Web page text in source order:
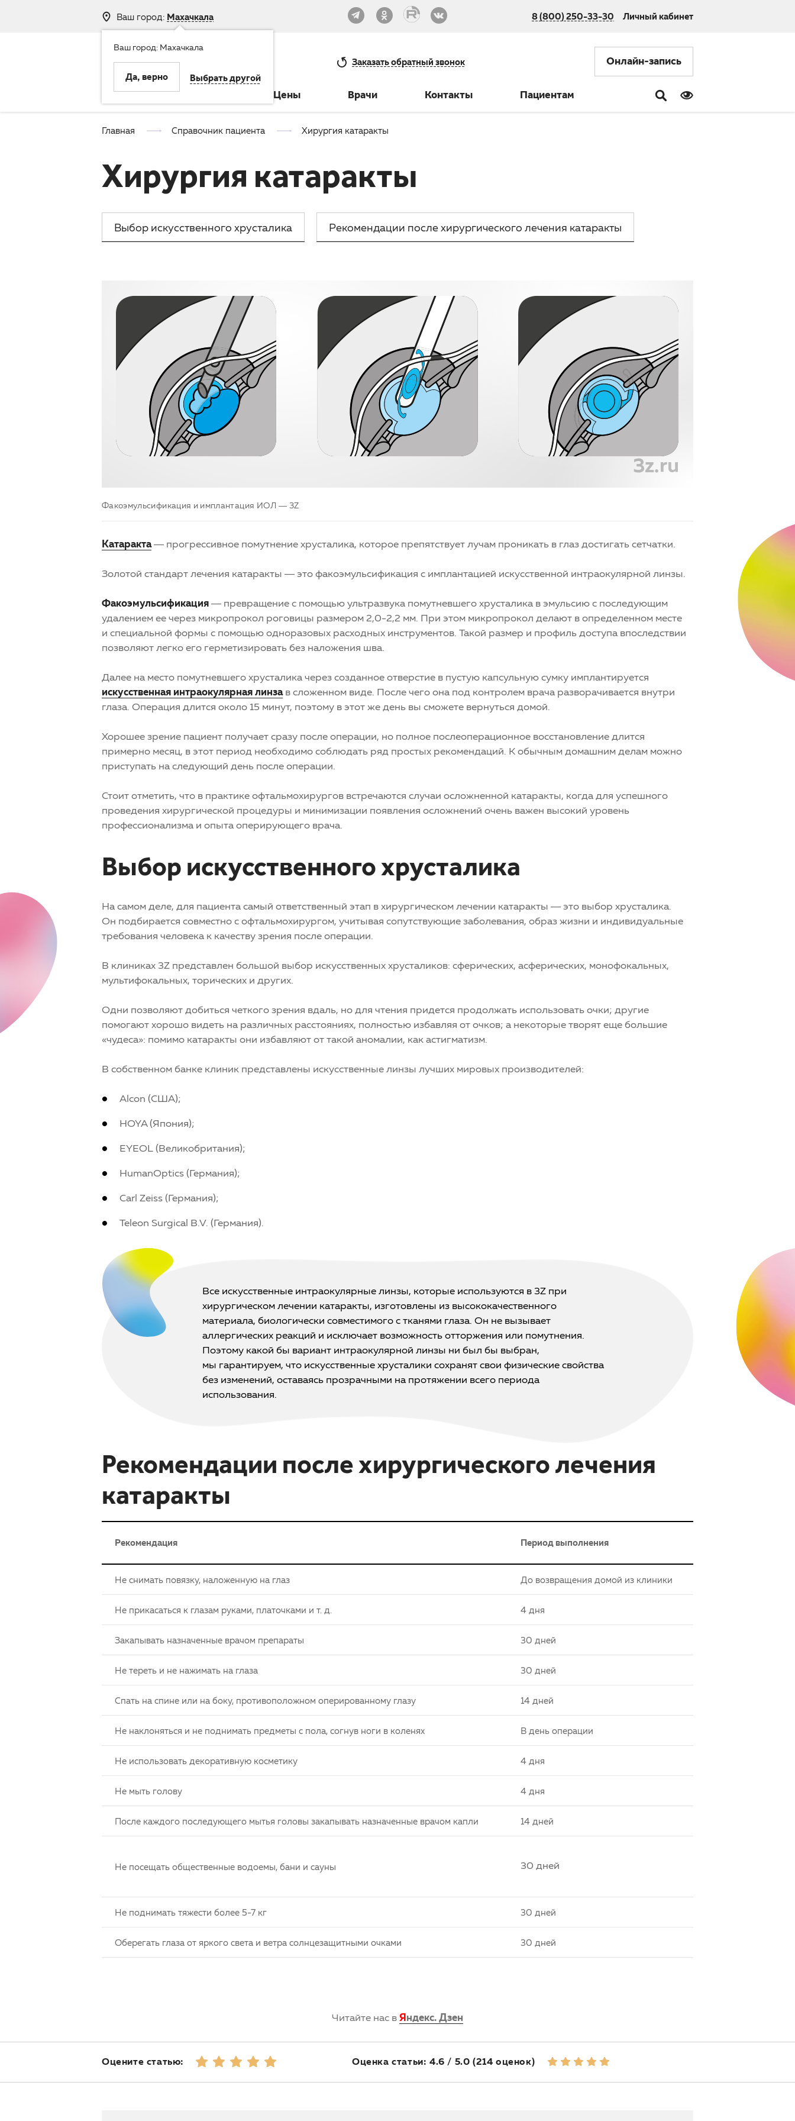
Ваш город: Махачкала
Ваш город: Махачкала
Да, верно Выбрать другой
8 (800) 250-33-30 Личный кабинет
Заказатьобратный звонок Онлайн-запись
Цены Врачи Контакты Пациентам
Главная Справочник пациента Хирургия катаракты
Хирургия катаракты
Выбор искусственного хрусталика Рекомендации после хирургического лечения катаракты
Факоэмульсификация и имплантация ИОЛ — 3Z
Катаракта— прогрессивное помутнение хрусталика, которое препятствует лучам проникать в глаз достигать сетчатки.
Золотой стандарт лечения катаракты — это факоэмульсификация с имплантацией искусственной интраокулярной линзы.
Факоэмульсификация— превращение с помощью ультразвука помутневшего хрусталика в эмульсию с последующим
удалением ее через микропрокол роговицы размером 2,0-2,2 мм. При этом микропрокол делают в определенном месте
и специальной формы с помощью одноразовых расходных инструментов. Такой размер и профиль доступа впоследствии
позволяют легко его герметизировать без наложения шва.
Далее на место помутневшего хрусталика через созданное отверстие в пустую капсульную сумку имплантируется
искусственная интраокулярная линзав сложенном виде. После чего она под контролем врача разворачивается внутри
глаза. Операция длится около 15 минут, поэтому в этот же день вы сможете вернуться домой.
Хорошее зрение пациент получает сразу после операции, но полное послеоперационное восстановление длится
примерно месяц, в этот период необходимо соблюдать ряд простых рекомендаций. К обычным домашним делам можно
приступать на следующий день после операции.
Стоит отметить, что в практике офтальмохирургов встречаются случаи осложненной катаракты, когда для успешного
проведения хирургической процедуры и минимизации появления осложнений очень важен высокий уровень
профессионализма и опыта оперирующего врача.
Выбор искусственного хрусталика
На самом деле, для пациента самый ответственный этап в хирургическом лечении катаракты — это выбор хрусталика.
Он подбирается совместно с офтальмохирургом, учитывая сопутствующие заболевания, образ жизни и индивидуальные
требования человека к качеству зрения после операции.
В клиниках 3Z представлен большой выбор искусственных хрусталиков: сферических, асферических, монофокальных,
мультифокальных, торических и других.
Одни позволяют добиться четкого зрения вдаль, но для чтения придется продолжать использовать очки; другие
помогают хорошо видеть на различных расстояниях, полностью избавляя от очков; а некоторые творят еще большие
«чудеса»: помимо катаракты они избавляют от такой аномалии, как астигматизм.
В собственном банке клиник представлены искусственные линзы лучших мировых производителей:
Alcon (США);
HOYA (Япония);
EYEOL (Великобритания);
HumanOptics (Германия);
Carl Zeiss (Германия);
Teleon Surgical B.V. (Германия).
Все искусственные интраокулярные линзы, которые используются в 3Z при
хирургическом лечении катаракты, изготовлены из высококачественного
материала, биологически совместимого с тканями глаза. Он не вызывает
аллергических реакций и исключает возможность отторжения или помутнения.
Поэтому какой бы вариант интраокулярной линзы ни был бы выбран,
мы гарантируем, что искусственные хрусталики сохранят свои физические свойства
без изменений, оставаясь прозрачными на протяжении всего периода
использования.
Рекомендации после хирургического лечения
катаракты
Рекомендация Период выполнения
Не снимать повязку, наложенную на глаз До возвращения домой из клиники
Не прикасаться к глазам руками, платочками и т. д. 4 дня
Закапывать назначенные врачом препараты 30 дней
Не тереть и не нажимать на глаза 30 дней
Спать на спине или на боку, противоположном оперированному глазу 14 дней
Не наклоняться и не поднимать предметы с пола, согнув ноги в коленях В день операции
Не использовать декоративную косметику 4 дня
Не мыть голову 4 дня
После каждого последующего мытья головы закапывать назначенные врачом капли 14 дней
Не посещать общественные водоемы, бани и сауны 30 дней
Не поднимать тяжести более 5-7 кг 30 дней
Оберегать глаза от яркого света и ветра солнцезащитными очками 30 дней
Читайте нас в Яндекс. Дзен
Оцените статью: Оценка статьи: 4.6 / 5.0 (214 оценок)